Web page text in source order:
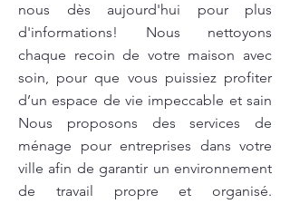
nous dès aujourd'hui pour plus
d'informations! Nous nettoyons
chaque recoin de votre maison avec
soin, pour que vous puissiez profiter
d’un espace de vie impeccable et sain
Nous proposons des services de
ménage pour entreprises dans votre
ville afin de garantir un environnement
de travail propre et organisé.